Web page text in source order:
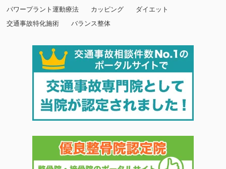
パワープラント運動療法
カッピング
ダイエット
交通事故特化施術
バランス整体